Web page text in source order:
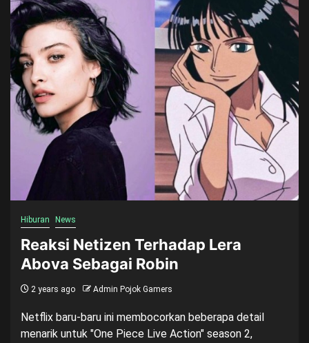
Hiburan News
Reaksi Netizen Terhadap Lera
Abova Sebagai Robin
2 years ago Admin Pojok Gamers
Netflix baru-baru ini membocorkan beberapa detail
menarik untuk "One Piece Live Action" season 2,